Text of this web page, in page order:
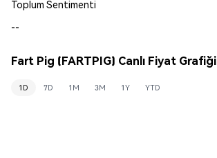
Toplum Sentimenti
--
Fart Pig (FARTPIG) Canlı Fiyat Grafiği
1D 7D 1M 3M 1Y YTD